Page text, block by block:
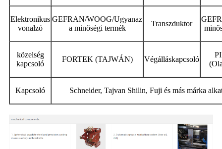
Elektronikus
vonalzó
GEFRAN/WOOG/Ugyanaz
a minőségi termék
Transzduktor
közelség
kapcsoló
FORTEK (TAJWÁN) Végálláskapcsoló
Kapcsoló Schneider, Tajvan Shilin, Fuji és más márka